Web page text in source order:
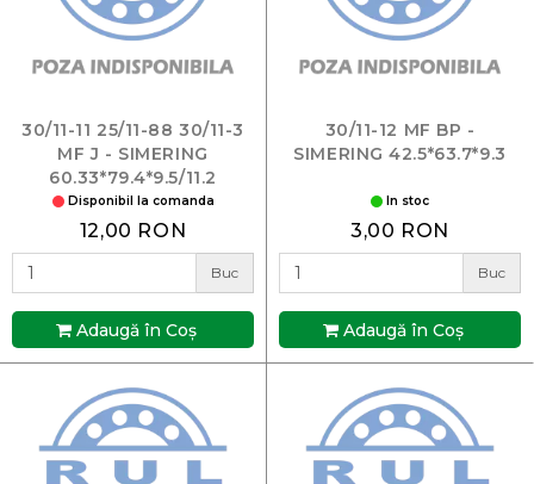
30/11-11 25/11-88 30/11-3
MF J - SIMERING
60.33*79.4*9.5/11.2
218375A1
Disponibil la comanda
12,00 RON
Buc
Adaugă în Coş
30/11-12 MF BP -
SIMERING 42.5*63.7*9.3
In stoc
3,00 RON
Buc
Adaugă în Coş